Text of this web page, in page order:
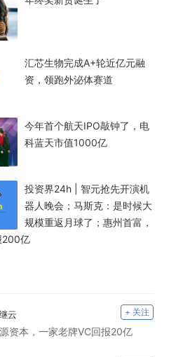
汇芯生物完成A+轮近亿元融
资，领跑外泌体赛道
今年首个航天IPO敲钟了，电
科蓝天市值1000亿
投资界24h | 智元抢先开演机
器人晚会；马斯克：是时候大
规模重返月球了；惠州首富，
200亿
云 + 关注
资本，一家老牌VC回报20亿